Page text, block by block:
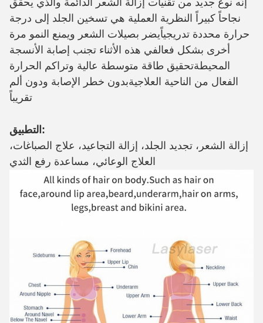
إنّه نوع جديد من تقنيات إزالة الشعر الدائمة والذي يحقق
نجاحاً كبيراً النظرية العملية هي تسخين الجلد إلى درجة
حرارة محددة تدريجياًيضر بصيلات الشعر ويمنع النمو مرة
أخرى بشكل فعالفي هذه الأثناء تجنب إصابة الأنسجة
المحيطةتحقيق طاقة متوسطة عالية وتراكم الحرارة
الفعال من الناحية العلاجيةبدون خطر الإصابة ودون ألم
تقريباً
التطبيق:
إزالة الشعر، تجديد الجلد، إزالة التجاعيد، علاج الصباغات،
العلاج الوعائي، مساعدة رفع الثدي